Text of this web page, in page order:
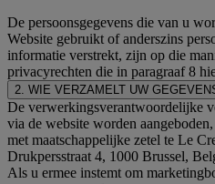
De persoonsgegevens die van u
Website gebruikt of anderszins
informatie verstrekt, zijn op die
privacyrechten die in paragraaf 8
2. WIE VERZAMELT UW
De verwerkingsverantwoordelijke
via de website worden
met maatschappelijke zetel te Le
Drukpersstraat 4, 1000 Brussel,
Als u ermee instemt om